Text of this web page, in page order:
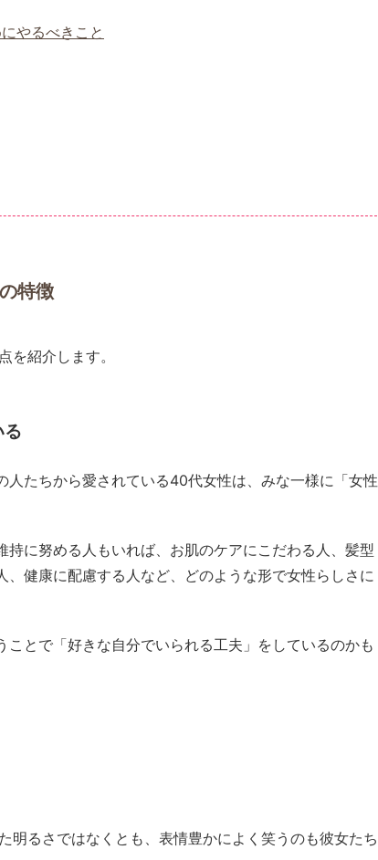
やるべきこと
特徴
を紹介します。
る
人たちから愛されている40代女性は、みな一様に「女性
持に努める人もいれば、お肌のケアにこだわる人、髪型
健康に配慮する人など、どのような形で女性らしさに
ことで「好きな自分でいられる工夫」をしているのかも
明るさではなくとも、表情豊かによく笑うのも彼女たち